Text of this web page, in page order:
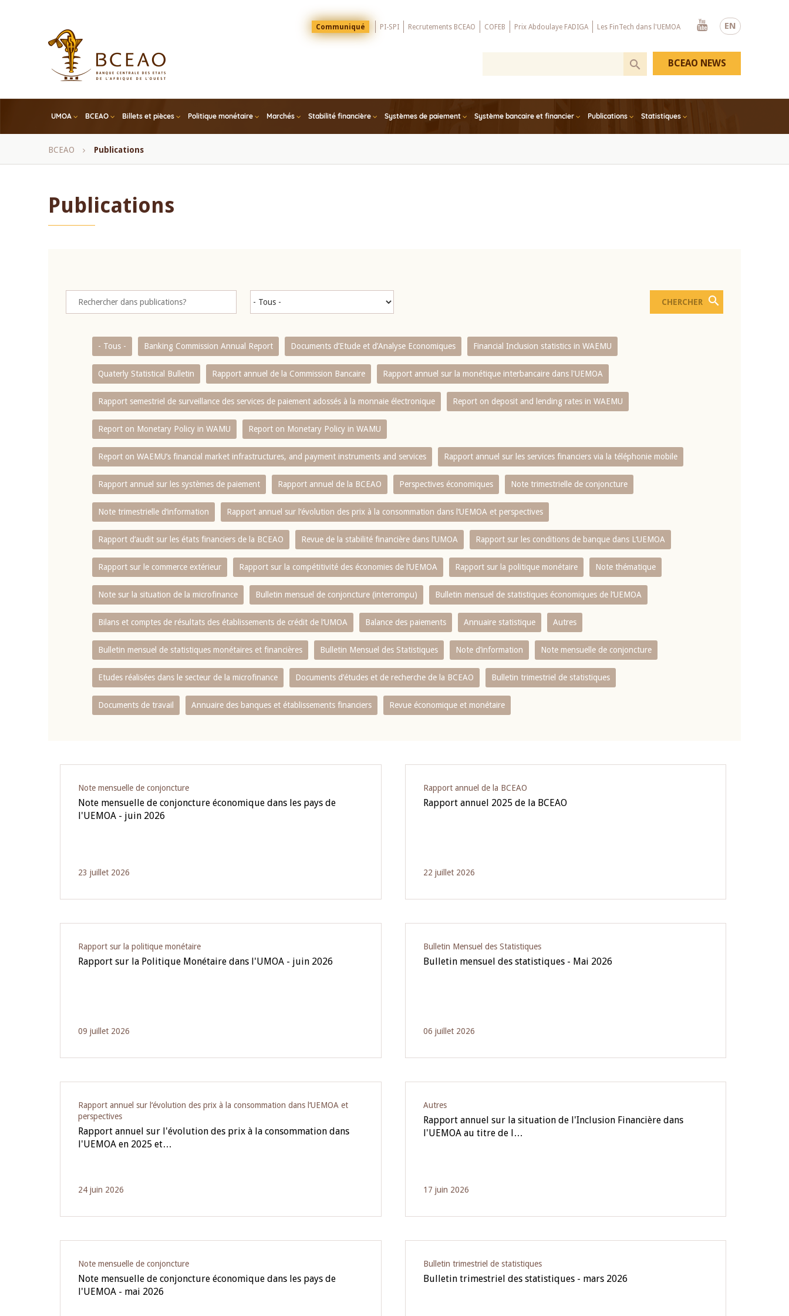
EN
Menu
Top
Communiqué PI-SPI Recrutements BCEAO COFEB Prix Abdoulaye FADIGA Les FinTech dans l'UEMOA
Youtube
UMOA BCEAO Billets et pièces Politique monétaire Marchés Stabilité financière Systèmes de paiement Système bancaire et financier Publications Statistiques
BCEAO NEWS
Fil
BCEAO Publications
Publications
- Tous - Banking Commission Annual Report Documents d’Etude et d’Analyse Economiques Financial Inclusion statistics in WAEMU
Quaterly Statistical Bulletin Rapport annuel de la Commission Bancaire Rapport annuel sur la monétique interbancaire dans l'UEMOA
Rapport semestriel de surveillance des services de paiement adossés à la monnaie électronique Report on deposit and lending rates in WAEMU
Report on Monetary Policy in WAMU Report on Monetary Policy in WAMU
Report on WAEMU’s financial market infrastructures, and payment instruments and services Rapport annuel sur les services financiers via la téléphonie mobile
Rapport annuel sur les systèmes de paiement Rapport annuel de la BCEAO Perspectives économiques Note trimestrielle de conjoncture
Note trimestrielle d‘information Rapport annuel sur l‘évolution des prix à la consommation dans l‘UEMOA et perspectives
Rapport d‘audit sur les états financiers de la BCEAO Revue de la stabilité financière dans l‘UMOA Rapport sur les conditions de banque dans L‘UEMOA
Rapport sur le commerce extérieur Rapport sur la compétitivité des économies de l‘UEMOA Rapport sur la politique monétaire Note thématique
Note sur la situation de la microfinance Bulletin mensuel de conjoncture (interrompu) Bulletin mensuel de statistiques économiques de l‘UEMOA
Bilans et comptes de résultats des établissements de crédit de l‘UMOA Balance des paiements Annuaire statistique Autres
Bulletin mensuel de statistiques monétaires et financières Bulletin Mensuel des Statistiques Note d’information Note mensuelle de conjoncture
Etudes réalisées dans le secteur de la microfinance Documents d’études et de recherche de la BCEAO Bulletin trimestriel de statistiques
Documents de travail Annuaire des banques et établissements financiers Revue économique et monétaire
Note mensuelle de conjoncture
Note mensuelle de conjoncture économique dans les pays de
l'UEMOA - juin 2026
23 juillet 2026
Rapport annuel de la BCEAO
Rapport annuel 2025 de la BCEAO
22 juillet 2026
Rapport sur la politique monétaire
Rapport sur la Politique Monétaire dans l'UMOA - juin 2026
09 juillet 2026
Bulletin Mensuel des Statistiques
Bulletin mensuel des statistiques - Mai 2026
06 juillet 2026
Rapport annuel sur l‘évolution des prix à la consommation dans l‘UEMOA et
perspectives
Rapport annuel sur l'évolution des prix à la consommation dans
l'UEMOA en 2025 et…
24 juin 2026
Autres
Rapport annuel sur la situation de l'Inclusion Financière dans
l'UEMOA au titre de l…
17 juin 2026
Note mensuelle de conjoncture
Note mensuelle de conjoncture économique dans les pays de
l'UEMOA - mai 2026
Bulletin trimestriel de statistiques
Bulletin trimestriel des statistiques - mars 2026